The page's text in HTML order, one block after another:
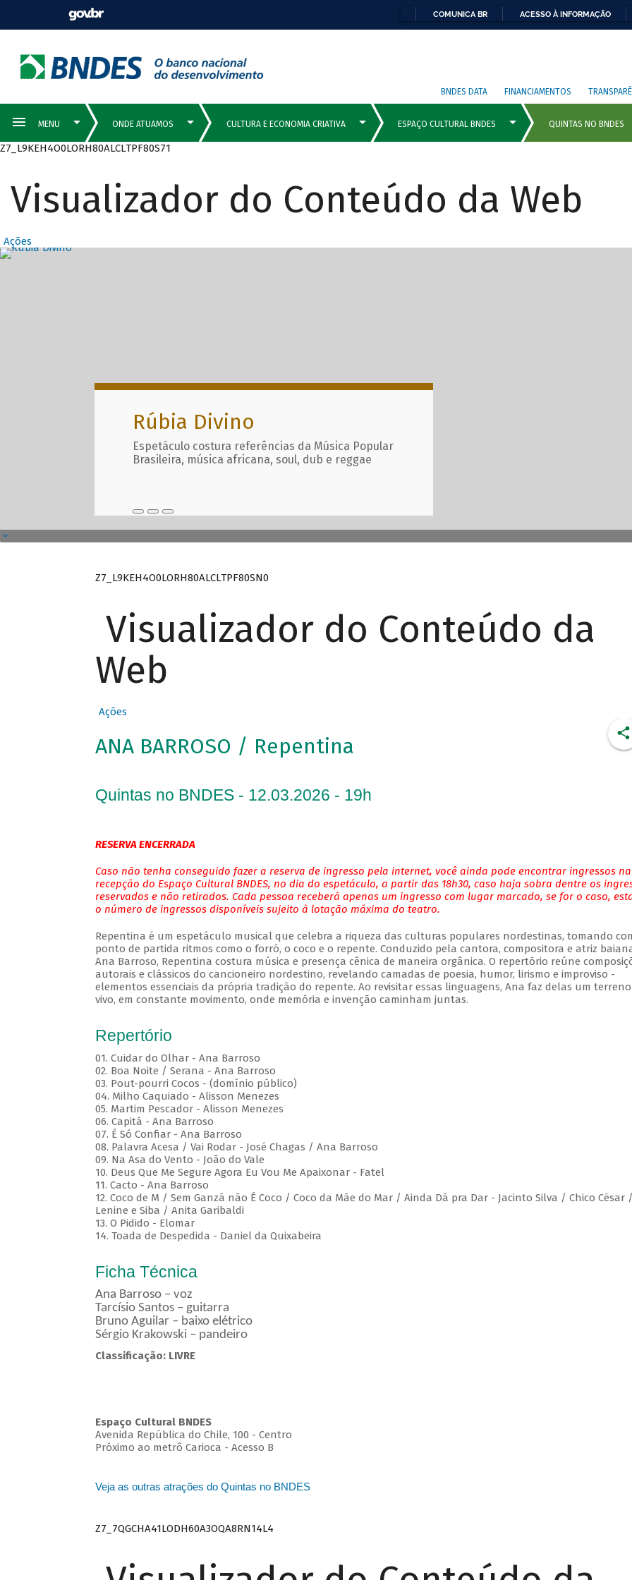
COMUNICA BR ACESSO À INFORMAÇÃO
BNDES DATA FINANCIAMENTOS
Z7_L9KEH4O0LORH80ALCLTPF80S71
Visualizador do Conteúdo da Web
Ações
Destaques Principais com
Rúbia Divino
Espetáculo costura referências da Música Popular
Brasileira, música africana, soul, dub e reggae
Z7_L9KEH4O0LORH80ALCLTPF80SN0
Visualizador do Conteúdo da
Web
Ações
ANA BARROSO / Repentina
Quintas no BNDES - 12.03.2026 - 19h
RESERVA ENCERRADA
Caso não tenha conseguido fazer a reserva de ingresso pela internet, você ainda pode encontrar ingressos na
recepção do Espaço Cultural BNDES, no dia do espetáculo, a partir das 18h30, caso haja sobra dentre os
reservados e não retirados. Cada pessoa receberá apenas um ingresso com lugar marcado, se for o caso,
o número de ingressos disponíveis sujeito à lotação máxima do teatro.
Repentina é um espetáculo musical que celebra a riqueza das culturas populares nordestinas, tomando
ponto de partida ritmos como o forró, o coco e o repente. Conduzido pela cantora, compositora e atriz
Ana Barroso, Repentina costura música e presença cênica de maneira orgânica. O repertório reúne
autorais e clássicos do cancioneiro nordestino, revelando camadas de poesia, humor, lirismo e improviso -
elementos essenciais da própria tradição do repente. Ao revisitar essas linguagens, Ana faz delas um terreno
vivo, em constante movimento, onde memória e invenção caminham juntas.
Repertório
01. Cuidar do Olhar - Ana Barroso
02. Boa Noite / Serana - Ana Barroso
03. Pout-pourri Cocos - (domínio público)
04. Milho Caquiado - Alisson Menezes
05. Martim Pescador - Alisson Menezes
06. Capitá - Ana Barroso
07. É Só Confiar - Ana Barroso
08. Palavra Acesa / Vai Rodar - José Chagas / Ana Barroso
09. Na Asa do Vento - João do Vale
10. Deus Que Me Segure Agora Eu Vou Me Apaixonar - Fatel
11. Cacto - Ana Barroso
12. Coco de M / Sem Ganzá não É Coco / Coco da Mãe do Mar / Ainda Dá pra Dar - Jacinto Silva / Chico César /
Lenine e Siba / Anita Garibaldi
13. O Pidido - Elomar
14. Toada de Despedida - Daniel da Quixabeira
Ficha Técnica
Ana Barroso – voz
Tarcísio Santos – guitarra
Bruno Aguilar – baixo elétrico
Sérgio Krakowski – pandeiro
Classificação: LIVRE
Espaço Cultural BNDES
Avenida República do Chile, 100 - Centro
Próximo ao metrô Carioca - Acesso B
Veja as outras atrações do Quintas no BNDES
Z7_7QGCHA41LODH60A3OQA8RN14L4